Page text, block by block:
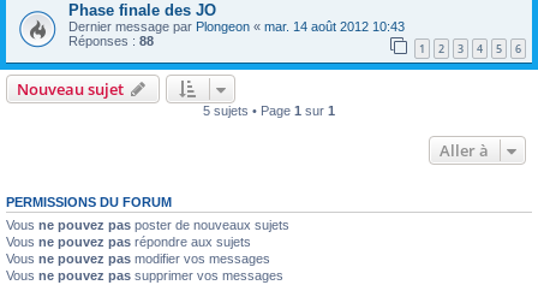
Phase finale des JO
Dernier message par Plongeon « mar. 14 août 2012 10:43
Réponses : 88 1 2 3 4 5 6
Nouveau sujet
5 sujets • Page 1 sur 1
Aller à
PERMISSIONS DU FORUM
Vous ne pouvez pas poster de nouveaux sujets
Vous ne pouvez pas répondre aux sujets
Vous ne pouvez pas modifier vos messages
Vous ne pouvez pas supprimer vos messages